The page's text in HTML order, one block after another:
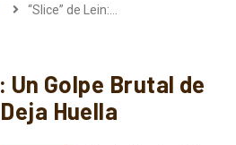
“Slice” de Lein:…
Un Golpe Brutal de
Huella